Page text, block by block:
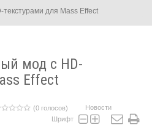
для Mass Effect
мод с HD-
Effect
(0 голосов)
Новости
Шрифт